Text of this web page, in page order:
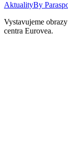
AktualityBy
Vystavujeme
centra Eurovea.